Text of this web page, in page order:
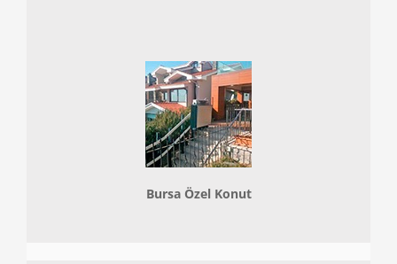
Bursa Özel Konut